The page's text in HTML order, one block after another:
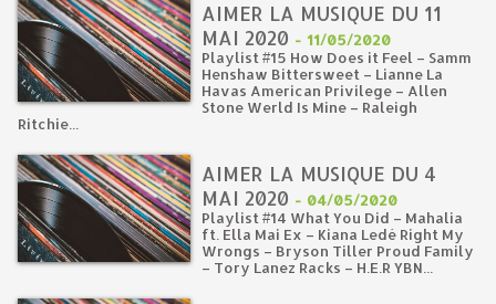
AIMER LA MUSIQUE DU 11
MAI 2020 - 11/05/2020
Playlist #15 How Does it Feel – Samm
Henshaw Bittersweet – Lianne La
Havas American Privilege – Allen
Stone Werld Is Mine – Raleigh
Ritchie...
AIMER LA MUSIQUE DU 4
MAI 2020 - 04/05/2020
Playlist #14 What You Did – Mahalia
ft. Ella Mai Ex – Kiana Ledé Right My
Wrongs – Bryson Tiller Proud Family
– Tory Lanez Racks – H.E.R YBN...